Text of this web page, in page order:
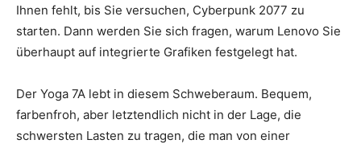
Ihnen fehlt, bis Sie versuchen, Cyberpunk 2077 zu
starten. Dann werden Sie sich fragen, warum Lenovo Sie
überhaupt auf integrierte Grafiken festgelegt hat.
Der Yoga 7A lebt in diesem Schweberaum. Bequem,
farbenfroh, aber letztendlich nicht in der Lage, die
schwersten Lasten zu tragen, die man von einer